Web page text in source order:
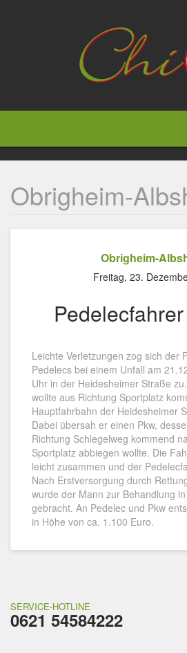
Obrigheim-
Obrigheim-
Freitag, 23.
Leichte Verletzungen zog sich der
Pedelecs bei einem Unfall am
Uhr in der Heidesheimer Straße
wollte aus Richtung Sportplatz
Hauptfahrbahn der Heidesheimer
Dabei übersah er einen Pkw,
Richtung Schlegelweg kommend
Sportplatz abbiegen wollte. Die
leicht zusammen und der
Nach Erstversorgung durch
wurde der Mann zur Behandlung
gebracht. An Pedelec und Pkw
in Höhe von ca. 1.100 Euro.
SERVICE-HOTLINE
0621 54584222